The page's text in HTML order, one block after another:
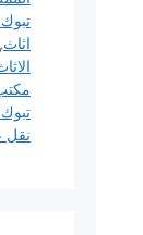
اثاث,
نقل